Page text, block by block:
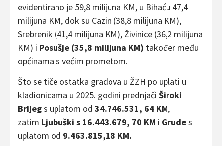
evidentirano je 59,8 milijuna KM, u Bihaću 47,4
milijuna KM, dok su Cazin (38,8 milijuna KM),
Srebrenik (41,4 milijuna KM), Živinice (36,2 milijuna
KM) i Posušje (35,8 milijuna KM) također među
općinama s većim prometom.
Što se tiče ostatka gradova u ŽZH po uplati u
kladionicama u 2025. godini prednjači Široki
Brijegs uplatom od 34.746.531, 64 KM,
zatim Ljubuški s 16.443.679, 70 KM i Grudes
uplatom od 9.463.815,18 KM.